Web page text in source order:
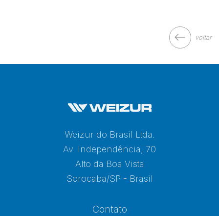
voltar
Weizur do Brasil Ltda.
Av. Independência, 70
Alto da Boa Vista
Sorocaba/SP - Brasil
Contato